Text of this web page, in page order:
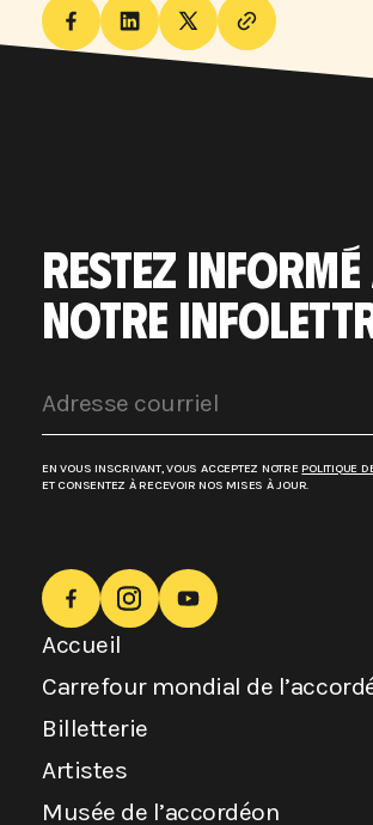
RESTEZ
NOTRE
EN VOUS INSCRIVANT, VOUS ACCEPTEZ NOTRE POLITIQUE
ET CONSENTEZ À RECEVOIR NOS MISES À JOUR.
Accueil
Carrefour mondial de
Billetterie
Artistes
Musée de l’accordéon